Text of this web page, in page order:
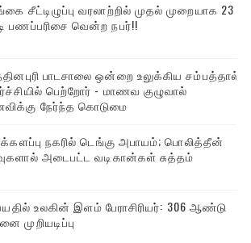
சீட்டிழுப்பு வரலாற்றில் முதல் முறையாக 23
பணப்பரிசை வென்ற நபர்!!
பாடசாலை ஒன்றை உலுக்கிய சம்பத்தால்
பெற்றோர் - மாணவ குழுவால்
நேர்ந்த கொடுமை
நகரில் டெங்கு அபாயம்; பொலித்தீன்
அடைபட்ட வடிகான்கள் சுத்தம்
உலகின் இளம் பேராசிரியர்: 306 ஆண்டு
முறியடிப்பு